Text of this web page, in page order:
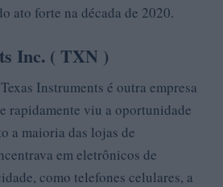
ato forte na década de 2020.
Inc. ( TXN )
Instruments é outra empresa
rapidamente viu a oportunidade
a maioria das lojas de
em eletrônicos de
como telefones celulares, a